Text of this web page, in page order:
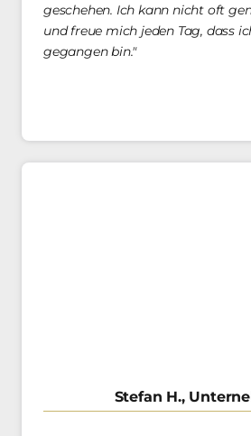
geschehen. Ich kann nicht oft
und freue mich jeden Tag, dass
gegangen bin."
Stefan H.,